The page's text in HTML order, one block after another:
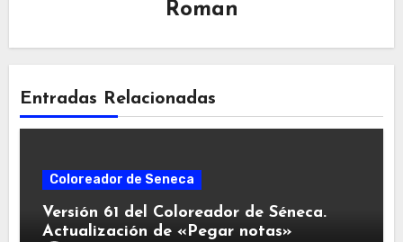
Roman
Entradas Relacionadas
Coloreador de Seneca
Versión 61 del Coloreador de Séneca.
Actualización de «Pegar notas»